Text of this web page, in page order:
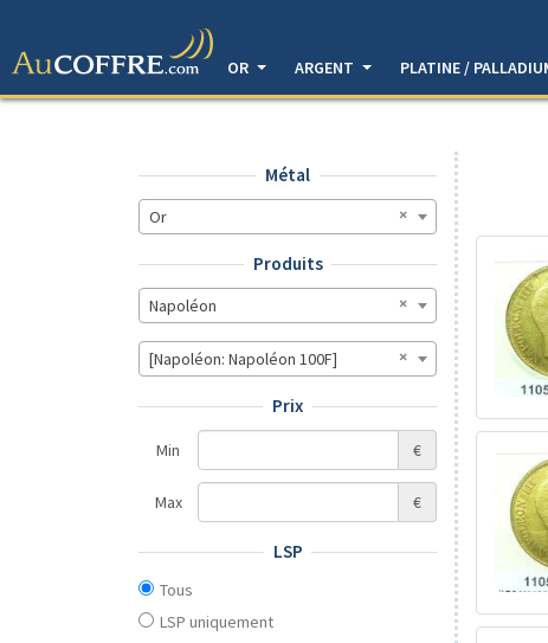
OR
ARGENT PLATINE /
Métal
Or
Produits
Napoléon
[Napoléon: Napoléon 100F]
Prix
Min €
Max €
LSP
Tous
LSP uniquement